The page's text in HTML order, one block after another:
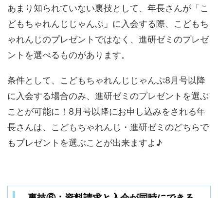
あまり知られていない裏技として、年長さんが「こ
どもちゃれんじじゃんぷ」に入会する際、こどもち
ゃれんじのプレゼントではなく、進研ゼミのプレゼ
ントを選べるものがあります。
条件として、こどもちゃれんじじゃんぷ8月号以降
に入会する場合のみ、進研ゼミのプレゼントを選ぶ
ことが可能に！8月号以降にお申し込みをされる年
長さんは、こどもちゃれんじ・進研ゼミのどちらで
もプレゼントを選ぶことが出来ますよ♪